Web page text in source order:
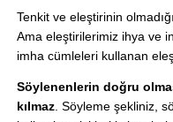
Tenkit ve eleştirinin
Ama eleştirilerimiz ihya ve
imha cümleleri kullanan
Söylenenlerin doğru
kılmaz. Söyleme şekliniz,